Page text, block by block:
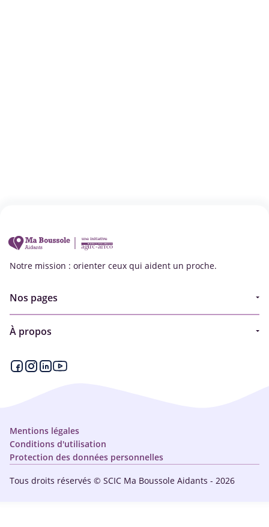
Notre mission : orienter ceux qui aident un proche.
Nos pages
Aides financières et congés
À propos
Qui sommes-nous ?
Tous droits réservés © SCIC Ma Boussole Aidants - 2026
Mentions légales
Conditions d'utilisation
Protection des données personnelles